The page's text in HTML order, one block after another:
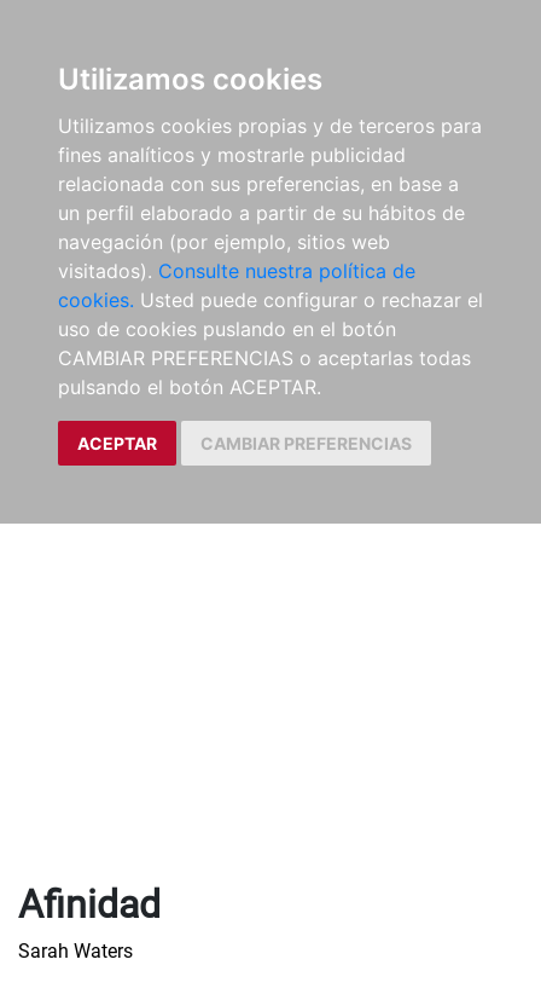
Utilizamos cookies
Utilizamos cookies propias y de terceros para
fines analíticos y mostrarle publicidad
relacionada con sus preferencias, en base a
un perfil elaborado a partir de su hábitos de
navegación (por ejemplo, sitios web
visitados). Consulte nuestra política de
cookies. Usted puede configurar o rechazar el
uso de cookies puslando en el botón
CAMBIAR PREFERENCIAS o aceptarlas todas
pulsando el botón ACEPTAR.
ACEPTAR CAMBIAR PREFERENCIAS
Afinidad
Sarah Waters